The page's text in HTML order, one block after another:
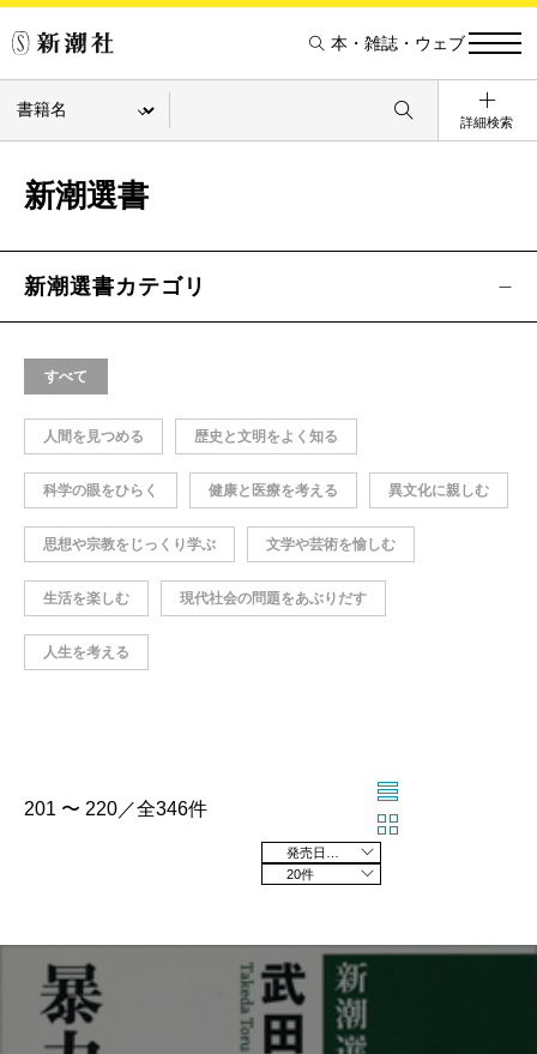
本・雑誌・ウェブ
詳細検索
新潮選書
新潮選書カテゴリ
すべて
人間を見つめる 歴史と文明をよく知る
科学の眼をひらく 健康と医療を考える 異文化に親しむ
思想や宗教をじっくり学ぶ 文学や芸術を愉しむ
生活を楽しむ 現代社会の問題をあぶりだす
人生を考える
201 〜 220／全346件
20件